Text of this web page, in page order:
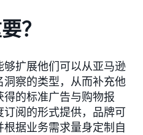
？
扩展他们可以从亚马逊
察的类型，从而补充他
的标准广告与购物报
阅的形式提供，品牌可
据业务需求量身定制自